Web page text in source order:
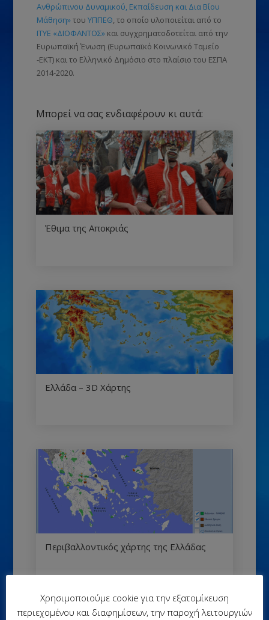
Ανθρώπινου Δυναμικού, Εκπαίδευση και Δια Βίου
Μάθηση»του ΥΠΠΕΘ, το οποίο υλοποιείται από το
ΙΤΥΕ «ΔΙΟΦΑΝΤΟΣ»και συγχρηματοδοτείται από την
Ευρωπαϊκή Ένωση (Ευρωπαϊκό Κοινωνικό Ταμείο
-ΕΚΤ)και το Ελληνικό Δημόσιο στο πλαίσιο του ΕΣΠΑ
2014-2020.
Μπορεί να σας ενδιαφέρουν κι αυτά:
Έθιμα της Αποκριάς
Ελλάδα – 3D Χάρτης
Περιβαλλοντικός χάρτης της Ελλάδας
Χρησιμοποιούμε cookie για την εξατομίκευση
περιεχομένου και διαφημίσεων, την παροχή λειτουργιών